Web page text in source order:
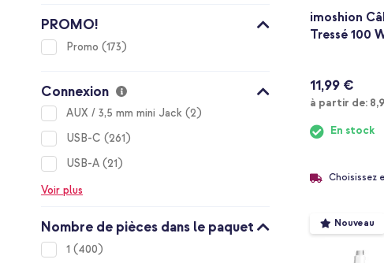
imoshion
Tressé 100
11,99 €
à partir de: À
En stock
Choisissez
Nouveau
PROMO!
Promo 173
items
Connexion
AUX / 3,5 mm mini Jack 2
items
USB-C
261
items
USB-A 21
items
Voir plus
Nombre de pièces dans le paquet
1 400
items